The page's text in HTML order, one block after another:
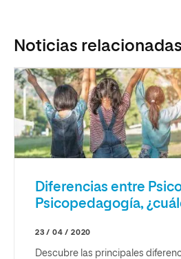
Noticias relacionadas
Diferencias entre
Psicopedagogía,
23 / 04 / 2020
Descubre las principales